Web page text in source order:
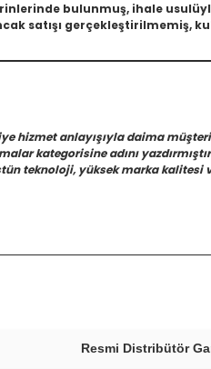
bulunmuş, ihale
satışı gerçekleştirilmemiş,
hizmet anlayışıyla daima
kategorisine adını
teknoloji, yüksek marka
Resmi Distribütör